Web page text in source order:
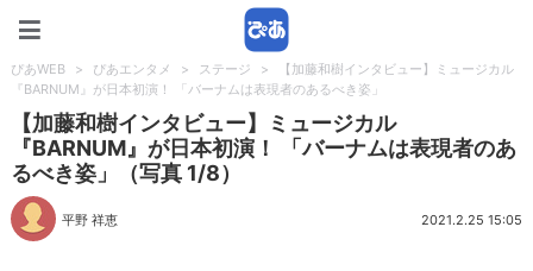
ぴあWEB > ぴあエンタメ > ステージ >
【加藤和樹インタビュー】ミュージカル
『BARNUM』が日本初演！ 「バーナムは表現者のあるべき姿」
【加藤和樹インタビュー】ミュージカル
『BARNUM』が日本初演！ 「バーナムは表現者のあ
るべき姿」（写真 1/8）
平野 祥恵 2021.2.25 15:05